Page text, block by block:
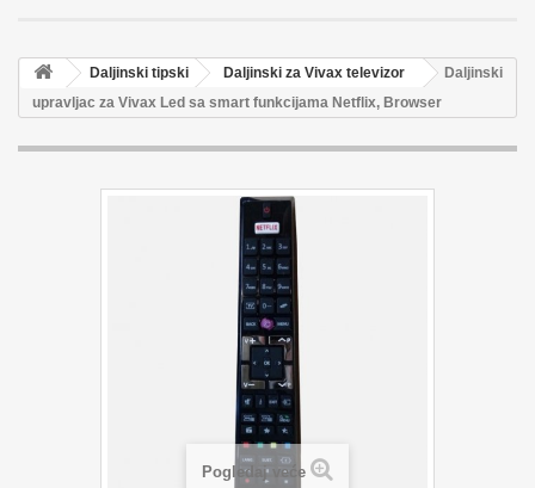
Daljinski tipski Daljinski za Vivax televizor
Daljinski
upravljac za Vivax Led sa smart funkcijama Netflix, Browser
Pogledaj veće